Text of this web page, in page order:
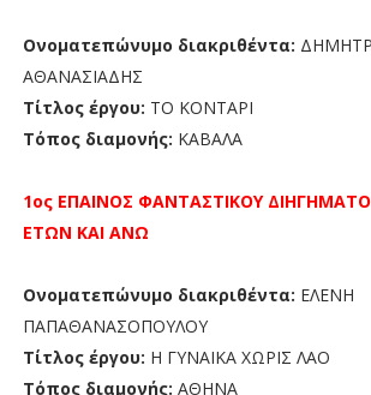
Ονοματεπώνυμο διακριθέντα:
ΑΘΑΝΑΣΙΑΔΗΣ
Τίτλος έργου: ΤΟ ΚΟΝΤΑΡΙ
Τόπος διαμονής: ΚΑΒΑΛΑ
1ος ΕΠΑΙΝΟΣ ΦΑΝΤΑΣΤΙΚΟΥ
ΕΤΩΝ ΚΑΙ ΑΝΩ
Ονοματεπώνυμο διακριθέντα: ΕΛΕΝΗ
ΠΑΠΑΘΑΝΑΣΟΠΟΥΛΟΥ
Τίτλος έργου: Η ΓΥΝΑΙΚΑ ΧΩΡΙΣ ΛΑΟ
Τόπος διαμονής: ΑΘΗΝΑ